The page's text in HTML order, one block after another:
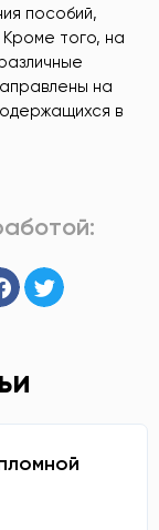
пособий,
того, на
на
в